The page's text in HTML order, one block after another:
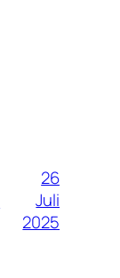
26
Juli
2025